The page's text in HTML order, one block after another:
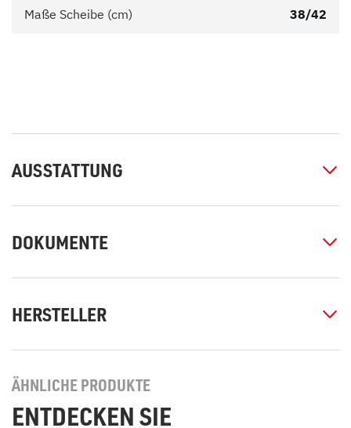
Maße Scheibe (cm) 38/42
AUSSTATTUNG
DOKUMENTE
HERSTELLER
ÄHNLICHE PRODUKTE
ENTDECKEN SIE